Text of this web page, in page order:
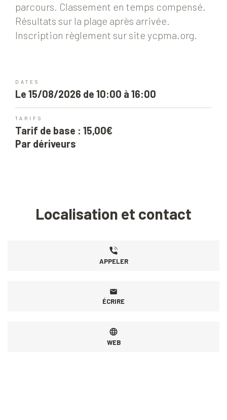
parcours. Classement en temps compensé.
Résultats sur la plage après arrivée.
Inscription règlement sur site ycpma.org.
DATES
Le 15/08/2026 de 10:00 à 16:00
TARIFS
Tarif de base : 15,00€
Par dériveurs
Localisation et contact
APPELER
ÉCRIRE
WEB